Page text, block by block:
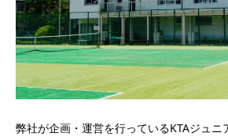
弊社が企画・運営を行っているKTAジュニ